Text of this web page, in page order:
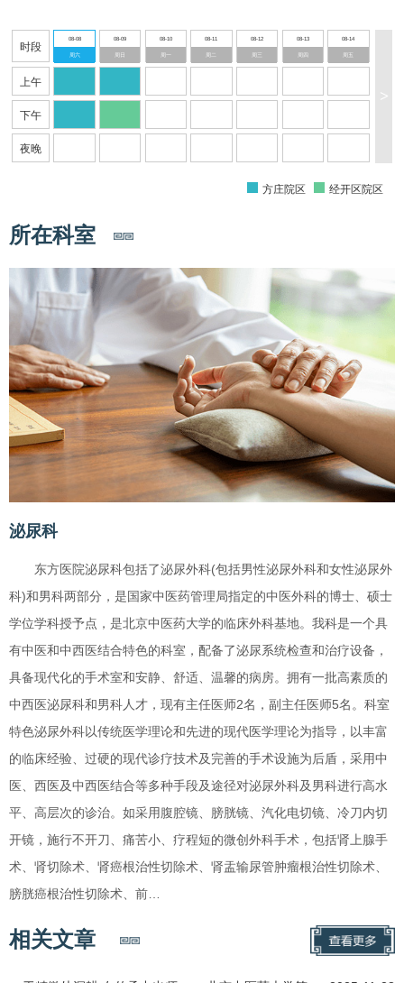
时段
上午
下午
夜晚
08-08
周六
08-09
周日
08-10
周一
08-11 08-12
周三
08-13
周四
08-14
周五
>
方庄院区 经开区院区
所在科室
泌尿科
东方医院泌尿科包括了泌尿外科(包括男性泌尿外科和女性泌尿外
科)和男科两部分，是国家中医药管理局指定的中医外科的博士、硕士
学位学科授予点，是北京中医药大学的临床外科基地。我科是一个具
有中医和中西医结合特色的科室，配备了泌尿系统检查和治疗设备，
具备现代化的手术室和安静、舒适、温馨的病房。拥有一批高素质的
中西医泌尿科和男科人才，现有主任医师2名，副主任医师5名。科室
特色泌尿外科以传统医学理论和先进的现代医学理论为指导，以丰富
的临床经验、过硬的现代诊疗技术及完善的手术设施为后盾，采用中
医、西医及中西医结合等多种手段及途径对泌尿外科及男科进行高水
平、高层次的诊治。如采用腹腔镜、膀胱镜、汽化电切镜、冷刀内切
开镜，施行不开刀、痛苦小、疗程短的微创外科手术，包括肾上腺手
术、肾切除术、肾癌根治性切除术、肾盂输尿管肿瘤根治性切除术、
膀胱癌根治性切除术、前…
相关文章